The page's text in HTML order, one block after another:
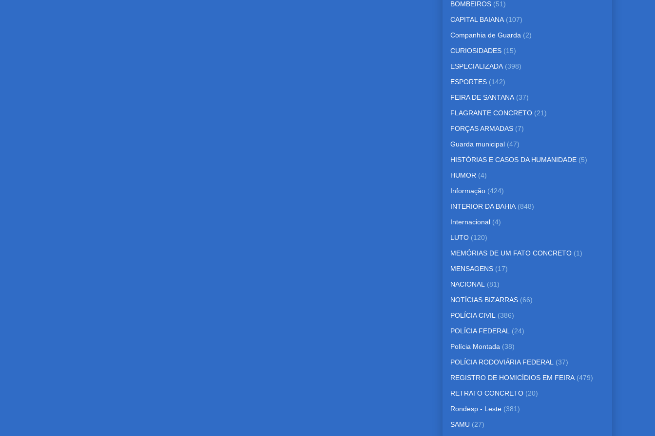
BOMBEIROS (51)
CAPITAL BAIANA (107)
Companhia de Guarda (2)
CURIOSIDADES (15)
ESPECIALIZADA (398)
ESPORTES (142)
FEIRA DE SANTANA (37)
FLAGRANTE CONCRETO (21)
FORÇAS ARMADAS (7)
Guarda municipal (47)
HISTÓRIAS E CASOS DA HUMANIDADE (5)
HUMOR (4)
Informação (424)
INTERIOR DA BAHIA (848)
Internacional (4)
LUTO (120)
MEMÓRIAS DE UM FATO CONCRETO (1)
MENSAGENS (17)
NACIONAL (81)
NOTÍCIAS BIZARRAS (66)
POLÍCIA CIVIL (386)
POLÍCIA FEDERAL (24)
Polícia Montada (38)
POLÍCIA RODOVIÁRIA FEDERAL (37)
REGISTRO DE HOMICÍDIOS EM FEIRA (479)
RETRATO CONCRETO (20)
Rondesp - Leste (381)
SAMU (27)